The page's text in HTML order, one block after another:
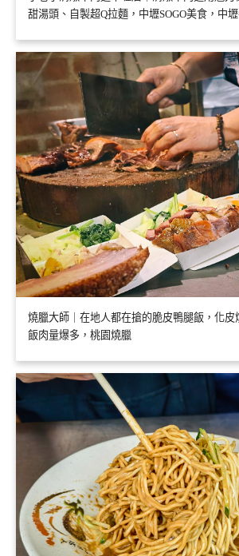
甜湯頭、自製超Q拉麵，中壢SOGO美食，中
燒臘大師｜在地人都在搶的脆皮鴨腿飯，化皮
飯肉量爆多，桃園燒臘